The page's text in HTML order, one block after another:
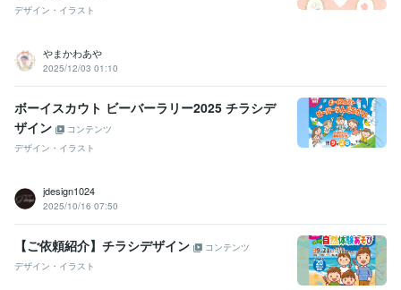
デザイン・イラスト
やまかわあや
2025/12/03 01:10
ボーイスカウト ビーバーラリー2025 チラシデ
ザイン
コンテンツ
デザイン・イラスト
jdesign1024
2025/10/16 07:50
【ご依頼紹介】チラシデザイン
コンテンツ
デザイン・イラスト